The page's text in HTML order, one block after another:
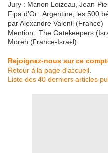
Jury : Manon Loizeau, Jean-
Fipa d’Or : Argentine, les 500
par Alexandre Valenti (France)
Mention : The Gatekeepers
Moreh (France-Israël)
Rejoignez-nous sur ce
Retour à la page d'accueil
Liste des 40 derniers articles